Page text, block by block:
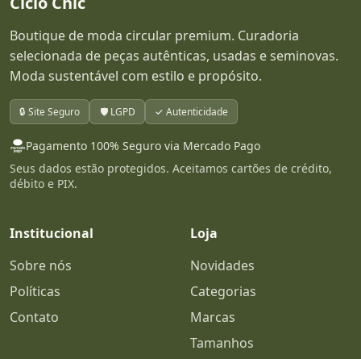
Boutique de moda circular premium. Curadoria
selecionada de peças autênticas, usadas e seminovas.
Moda sustentável com estilo e propósito.
🔒 Site Seguro 🛡️ LGPD ✓ Autenticidade
Pagamento 100% Seguro via Mercado Pago
Seus dados estão protegidos. Aceitamos cartões de crédito,
débito e PIX.
Institucional
Sobre nós
Políticas
Contato
Loja
Novidades
Categorias
Marcas
Tamanhos